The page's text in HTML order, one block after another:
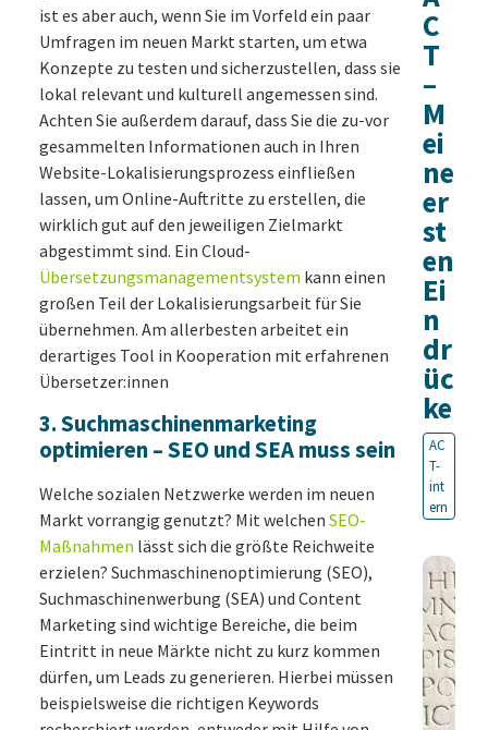
ist es aber auch, wenn Sie im Vorfeld ein paar
Umfragen im neuen Markt starten, um etwa
Konzepte zu testen und sicherzustellen, dass sie
lokal relevant und kulturell angemessen sind.
Achten Sie außerdem darauf, dass Sie die zu-vor
gesammelten Informationen auch in Ihren
Website-Lokalisierungsprozess einfließen
lassen, um Online-Auftritte zu erstellen, die
wirklich gut auf den jeweiligen Zielmarkt
abgestimmt sind. Ein Cloud-
Übersetzungsmanagementsystem kann einen
großen Teil der Lokalisierungsarbeit für Sie
übernehmen. Am allerbesten arbeitet ein
derartiges Tool in Kooperation mit erfahrenen
Übersetzer:innen
3. Suchmaschinenmarketing
optimieren – SEO und SEA muss sein
Welche sozialen Netzwerke werden im neuen
Markt vorrangig genutzt? Mit welchen SEO-
Maßnahmen lässt sich die größte Reichweite
erzielen? Suchmaschinenoptimierung (SEO),
Suchmaschinenwerbung (SEA) und Content
Marketing sind wichtige Bereiche, die beim
Eintritt in neue Märkte nicht zu kurz kommen
dürfen, um Leads zu generieren. Hierbei müssen
beispielsweise die richtigen Keywords
C
T
–
M
ei
ne
er
st
en
Ei
n
dr
üc
ke
AC
T-
int
ern